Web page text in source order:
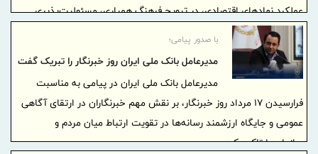
عملکردِ نهادهای اقتصادی، در ترویج فرهنگ همیاری، مسئولیت‌پذیری
اجتماعی و حمایت از اقشار کم‌برخوردار، نقش کلیدی و راهبردی دارند.
با صدور پیامی؛
مدیرعامل بانک ملی ایران روز خبرنگار را تبریک گفت
مدیرعامل بانک ملی ایران در پیامی به مناسبت
فرارسیدن ۱۷ مرداد روز خبرنگار، بر نقش مهم خبرنگاران در ارتقای آگاهی
عمومی و جایگاه ارزشمند رسانه‌ها در تقویت ارتباط میان مردم و
سازمان‌ها تاکید کرد.